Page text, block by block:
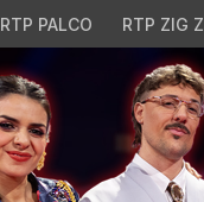
RTP PALCO RTP ZIG